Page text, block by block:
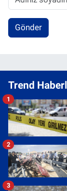
Gönder
Trend
1
2
3